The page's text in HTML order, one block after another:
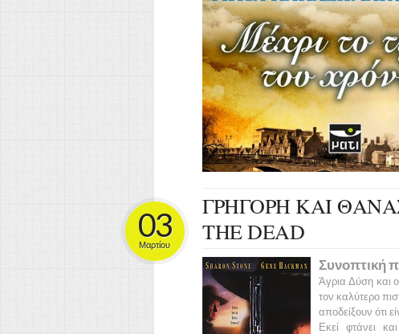
ΓΡΗΓΟΡΗ ΚΑΙ
THE DEAD
03
Μαρτίου
Συνοπτική
Άγρια Δύση και
τον καλύτερο
αποδείξουν ότι
Εκεί φτάνει